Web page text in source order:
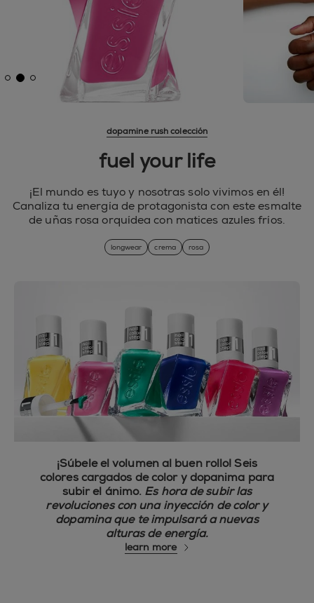
dopamine rush colección
fuel your life
¡El mundo es tuyo y nosotras solo vivimos en él!
Canaliza tu energía de protagonista con este esmalte
de uñas rosa orquídea con matices azules fríos.
longwear crema rosa
¡Súbele el volumen al buen rollo! Seis
colores cargados de color y dopanima para
subir el ánimo. Es hora de subir las
revoluciones con una inyección de color y
dopamina que te impulsará a nuevas
alturas de energía.
learn more